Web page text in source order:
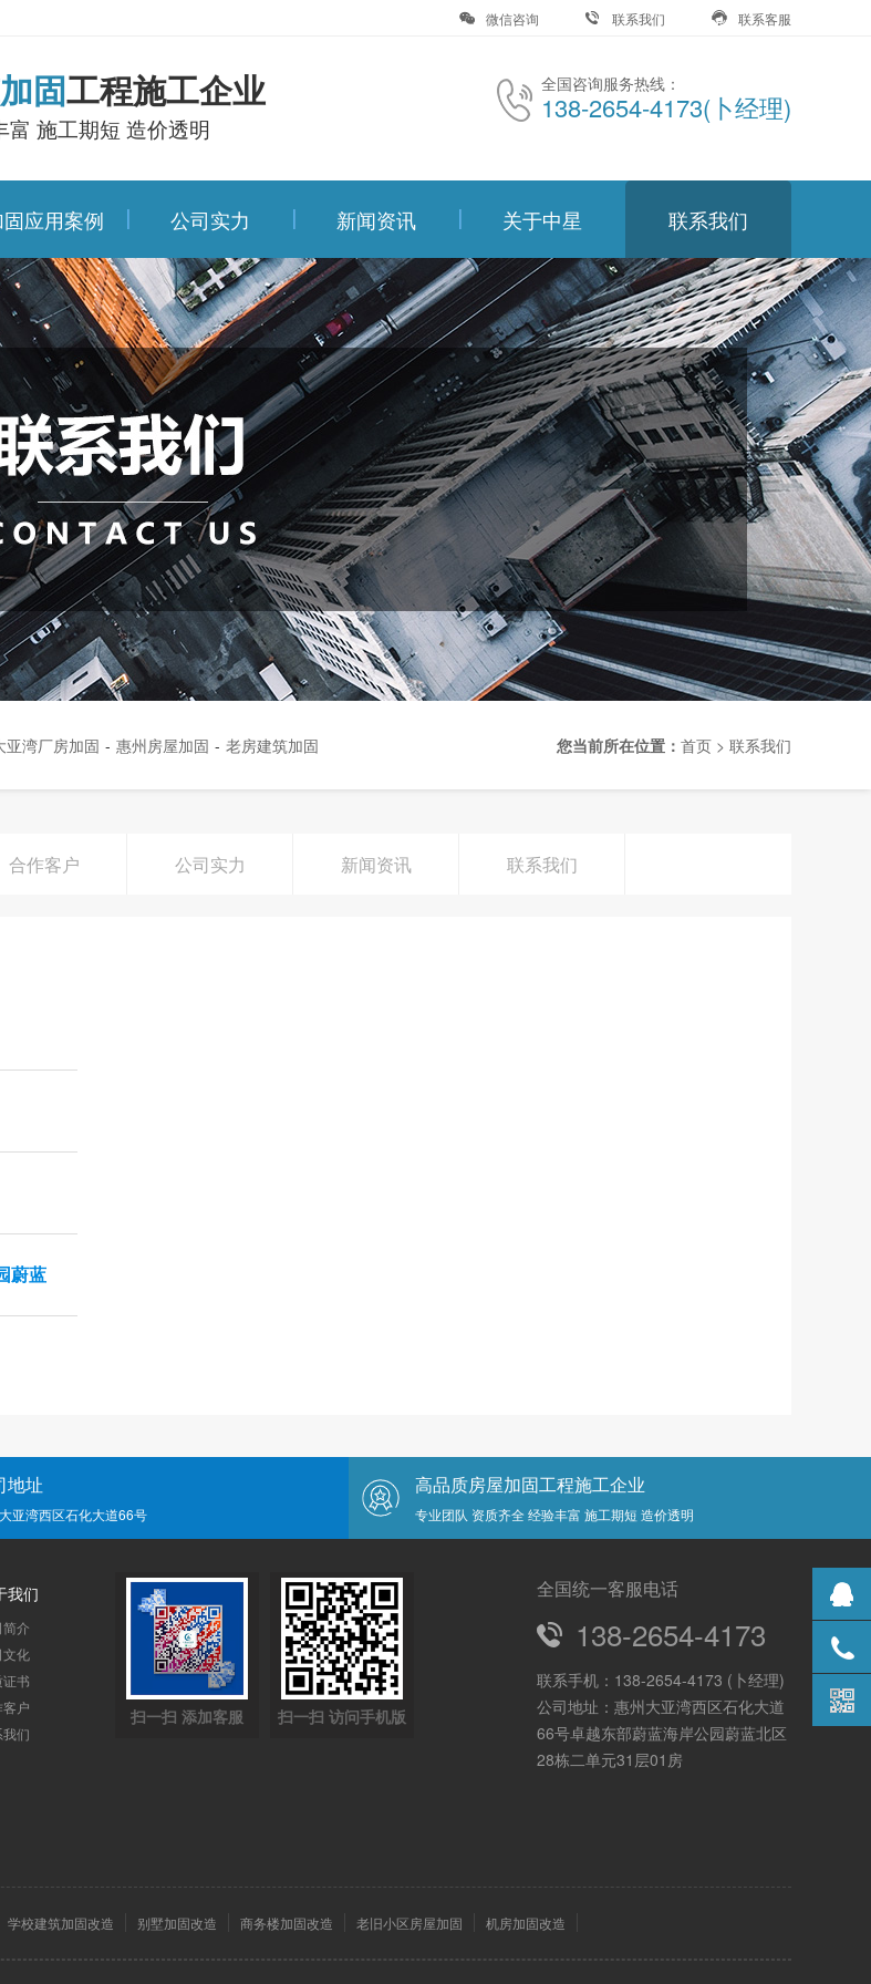
微信咨询 联系我们 联系客服
固工程施工企业
施工期短 造价透明
全国咨询服务热线：
138-2654-4173(卜经理)
固应用案例 公司实力 新闻资讯 关于中星 联系我们
亚湾厂房加固 - 惠州房屋加固 - 老房建筑加固 您当前所在位置： 首页 > 联系我们
合作客户 公司实力 新闻资讯 联系我们
蔚蓝
地址
亚湾西区石化大道66号
高品质房屋加固工程施工企业
专业团队 资质齐全 经验丰富 施工期短 造价透明
我们
介
文化
证书
户
们
扫一扫 添加客服 扫一扫 访问手机版
全国统一客服电话
138-2654-4173
联系手机： 138-2654-4173 (卜经理)
公司地址：惠州大亚湾西区石化大道
66号卓越东部蔚蓝海岸公园蔚蓝北区
28栋二单元31层01房
学校建筑加固改造 别墅加固改造 商务楼加固改造 老旧小区房屋加固 机房加固改造
QQ咨询
138-